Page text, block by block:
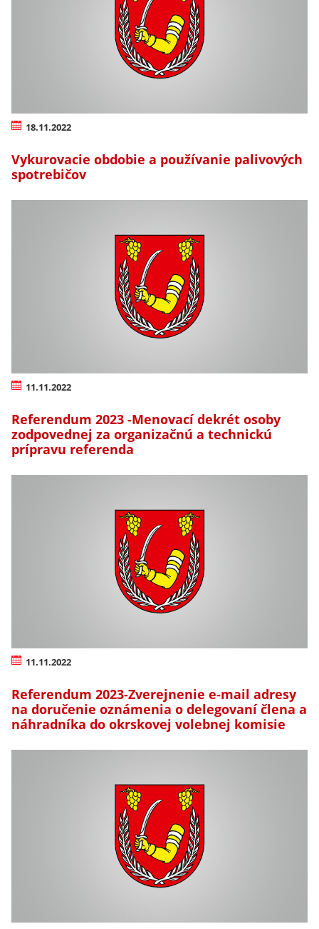
18.11.2022
Vykurovacie obdobie a používanie palivových
spotrebičov
11.11.2022
Referendum 2023 -Menovací dekrét osoby
zodpovednej za organizačnú a technickú
prípravu referenda
11.11.2022
Referendum 2023-Zverejnenie e-mail adresy
na doručenie oznámenia o delegovaní člena a
náhradníka do okrskovej volebnej komisie